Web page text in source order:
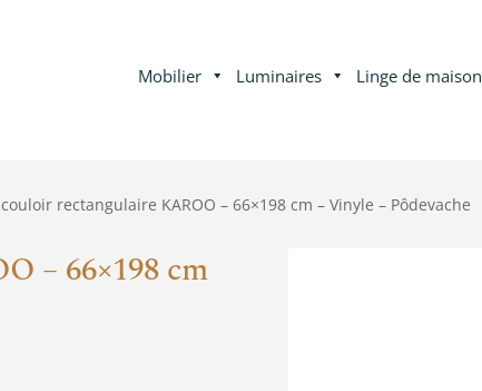
Mobilier Luminaires Linge de maison
rectangulaire KAROO – 66×198 cm – Vinyle – Pôdevache
– 66×198 cm